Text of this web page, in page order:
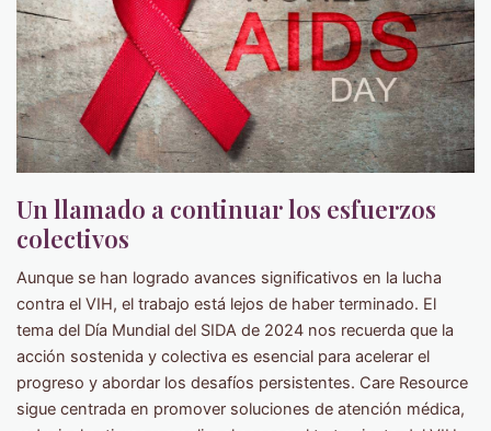
Un llamado a continuar los esfuerzos
colectivos
Aunque se han logrado avances significativos en la lucha
contra el VIH, el trabajo está lejos de haber terminado. El
tema del Día Mundial del SIDA de 2024 nos recuerda que la
acción sostenida y colectiva es esencial para acelerar el
progreso y abordar los desafíos persistentes. Care Resource
sigue centrada en promover soluciones de atención médica,